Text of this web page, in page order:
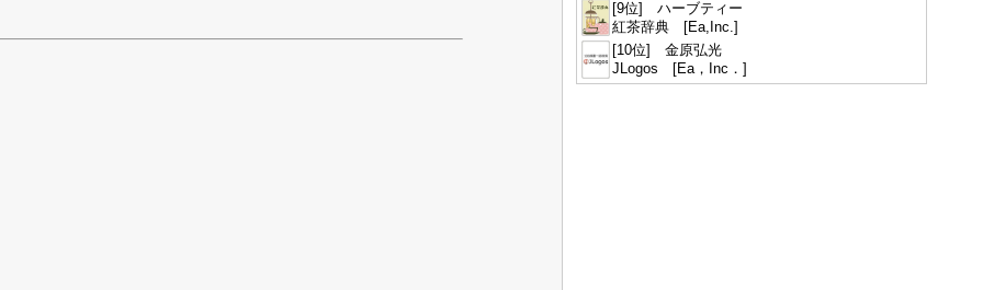
[9位] ハーブティー
紅茶辞典 [Ea,Inc.]
[10位] 金原弘光
JLogos [Ea，Inc．]